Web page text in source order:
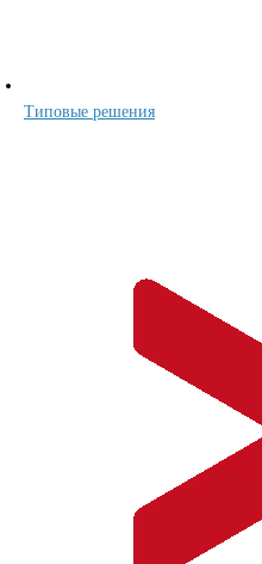
Типовые решения